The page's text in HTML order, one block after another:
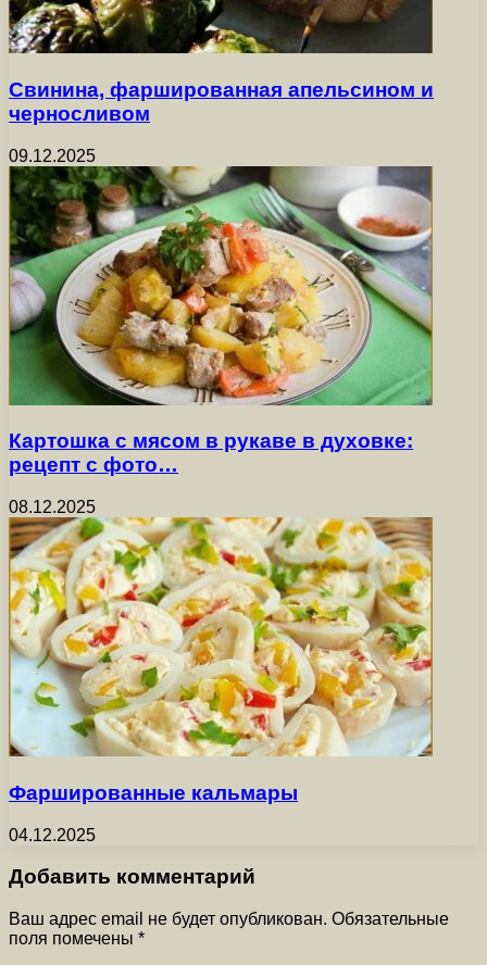
Свинина, фаршированная апельсином и
черносливом
09.12.2025
Картошка с мясом в рукаве в духовке:
рецепт с фото…
08.12.2025
Фаршированные кальмары
04.12.2025
Добавить комментарий
Ваш адрес email не будет опубликован. Обязательные
поля помечены *